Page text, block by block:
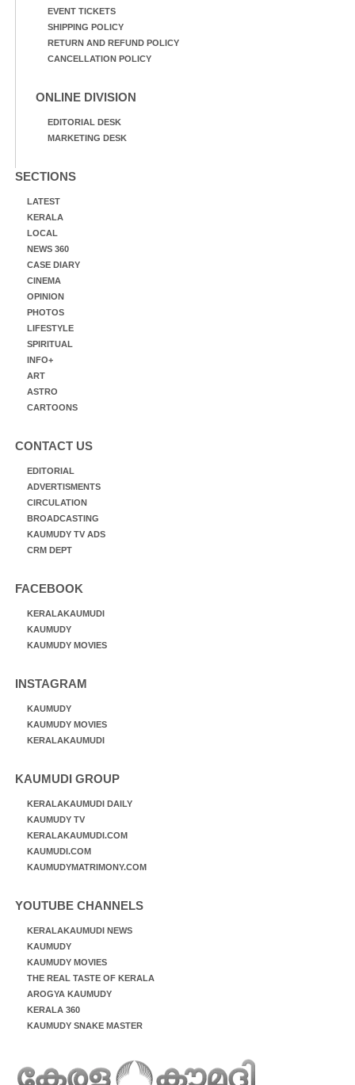
EVENT TICKETS
SHIPPING POLICY
RETURN AND REFUND POLICY
CANCELLATION POLICY
ONLINE DIVISION
EDITORIAL DESK
MARKETING DESK
SECTIONS
LATEST
KERALA
LOCAL
NEWS 360
CASE DIARY
CINEMA
OPINION
PHOTOS
LIFESTYLE
SPIRITUAL
INFO+
ART
ASTRO
CARTOONS
CONTACT US
EDITORIAL
ADVERTISMENTS
CIRCULATION
BROADCASTING
KAUMUDY TV ADS
CRM DEPT
FACEBOOK
KERALAKAUMUDI
KAUMUDY
KAUMUDY MOVIES
INSTAGRAM
KAUMUDY
KAUMUDY MOVIES
KERALAKAUMUDI
KAUMUDI GROUP
KERALAKAUMUDI DAILY
KAUMUDY TV
KERALAKAUMUDI.COM
KAUMUDI.COM
KAUMUDYMATRIMONY.COM
YOUTUBE CHANNELS
KERALAKAUMUDI NEWS
KAUMUDY
KAUMUDY MOVIES
THE REAL TASTE OF KERALA
AROGYA KAUMUDY
KERALA 360
KAUMUDY SNAKE MASTER